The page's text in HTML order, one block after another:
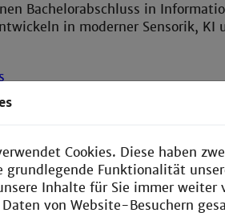
Bachelorabschluss in
in moderner Sensorik,
Cookies. Diese haben
grundlegende Funktionalität
Inhalte für Sie immer weiter
von Website-Besuchern